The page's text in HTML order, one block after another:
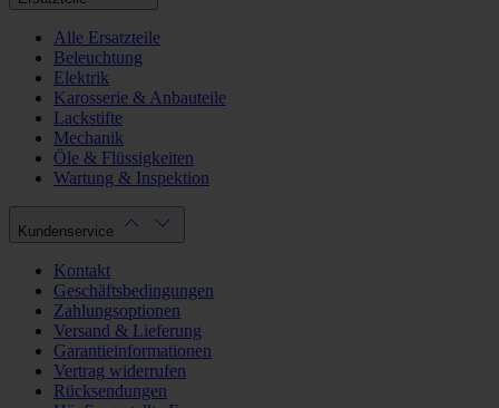
Alle Ersatzteile
Beleuchtung
Elektrik
Karosserie & Anbauteile
Lackstifte
Mechanik
Öle & Flüssigkeiten
Wartung & Inspektion
Kundenservice
Kontakt
Geschäftsbedingungen
Zahlungsoptionen
Versand & Lieferung
Garantieinformationen
Vertrag widerrufen
Rücksendungen